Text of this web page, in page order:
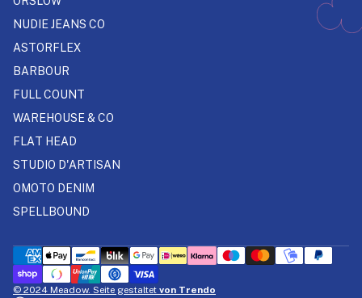
NUDIE JEANS CO
ASTORFLEX
BARBOUR
FULL COUNT
WAREHOUSE & CO
FLAT HEAD
STUDIO D'ARTISAN
OMOTO DENIM
SPELLBOUND
© 2024 Meadow. Seite gestaltet von Trendo